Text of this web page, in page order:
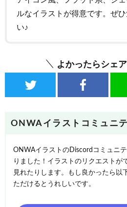
ルなイラストが得意です。ぜ
い♪
よかったらシェ
ONWAイラストコミュニ
ONWAイラストのDiscordコミュニ
りました！イラストのリクエストが
見れたりします。もし良かったら以
ただけるとうれしいです。